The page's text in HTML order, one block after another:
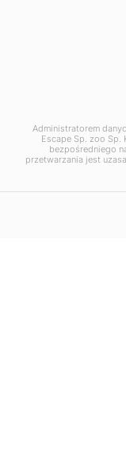
Administratorem
Escape Sp. zoo Sp.
bezpośredniego
przetwarzania jest